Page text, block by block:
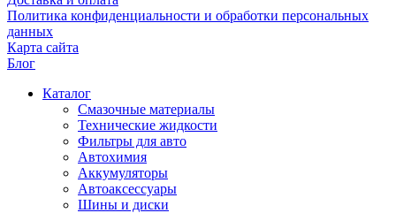
Политика конфиденциальности и обработки персональных
данных
Карта сайта
Блог
Каталог
Смазочные материалы
Технические жидкости
Фильтры для авто
Автохимия
Аккумуляторы
Автоаксессуары
Шины и диски